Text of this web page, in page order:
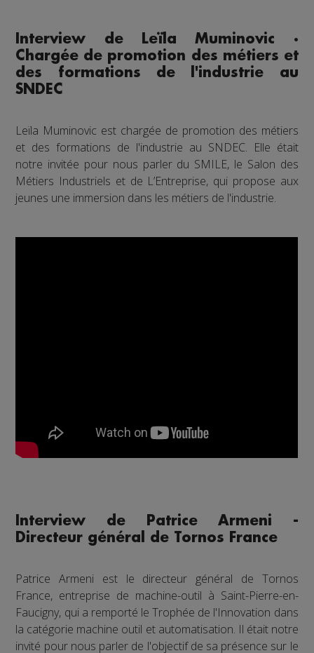
Interview de Leïla Muminovic ·
Chargée de promotion des métiers et
des formations de l'industrie au
SNDEC
Leïla Muminovic est chargée de promotion des métiers
et des formations de l'industrie au SNDEC. Elle était
notre invitée pour nous parler du SMILE, le Salon des
Métiers Industriels et de L’Entreprise, qui propose aux
jeunes une immersion dans les métiers de l'industrie.
Interview de Patrice Armeni -
Directeur général de Tornos France
Patrice Armeni est le directeur général de Tornos
France, entreprise de machine-outil à Saint-Pierre-en-
Faucigny, qui a remporté le Trophée de l'Innovation dans
la catégorie machine outil et automatisation. Il était notre
invité pour nous parler de l'objectif de sa présence sur le